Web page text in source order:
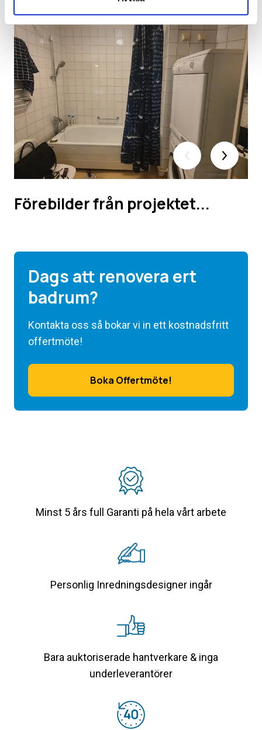
Förebilder från projektet...
Dags att renovera ert
badrum?
Kontakta oss så bokar vi in ett kostnadsfritt
offertmöte!
Boka Offertmöte!
Minst 5 års full Garanti på hela vårt arbete
Personlig Inredningsdesigner ingår
Bara auktoriserade hantverkare & inga
underleverantörer